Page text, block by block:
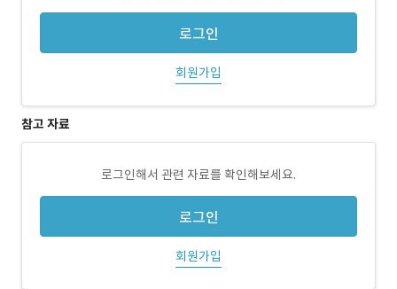
로그인
회원가입
참고 자료
로그인해서 관련 자료를 확인해보세요.
로그인
회원가입